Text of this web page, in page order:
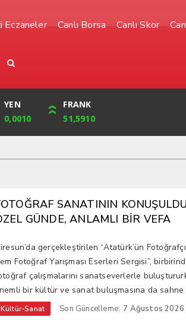
Eczaneler Canlı Borsa Canlı Skor
YEN
0,0010
FRANK
51,5910
CUMHURİYET
32,239,00
SANATININ
GÜNDE, ANLAMLI BİR VEFA
gerçekleştirilen “Atatürk’ün
Fotoğraf Yarışması Eserleri Sergisi”,
çalışmalarını sanatseverlerle
bir kültür ve sanat buluşmasına da sahne
Kültür-Sanat Son Güncelleme: 7 Ağustos 2026